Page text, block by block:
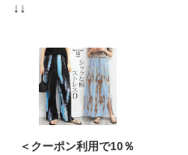
↓↓
＜クーポン利用で10％